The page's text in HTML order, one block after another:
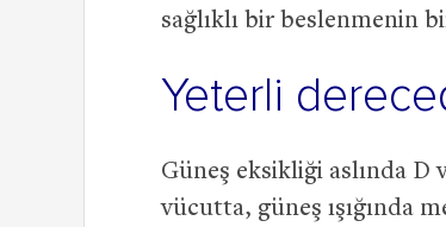
sağlıklı bir beslenmenin
Yeterli
Güneş eksikliği aslında
vücutta, güneş ışığında